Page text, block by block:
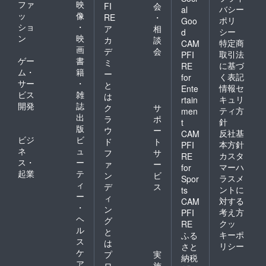
ファ
ッ
ショ
ン
映
像
・
映
画
ゲー
ム・
サー
ビス
開発
書
籍
・
雑
誌
出
版
ビジ
ネ
ス・
起業
ビ
ュ
ー
テ
ィ
ー
・
ヘ
ル
ス
ケ
FI
RE
ア
カ
デ
ミ
ー
と
は
会
・
相
談
会
ク
ラ
ウ
ド
フ
ァ
ン
デ
ィ
ン
グ
と
は
サ
ポ
ー
ト
サ
ー
ビ
ス
プ
実
al
Goo
d
CAM
PFI
RE
for
Ente
rtain
men
t
CAM
PFI
RE
for
Spor
ts
CAM
PFI
RE
ふる
さと
納税
バシー
ポリ
シー
特定商
取引法
に基づ
く表記
情報セ
キュリ
ティ方
針
反社基
本方針
カスタ
マーハ
ラスメ
ントに
対する
考え方
クッ
キーポ
リシー